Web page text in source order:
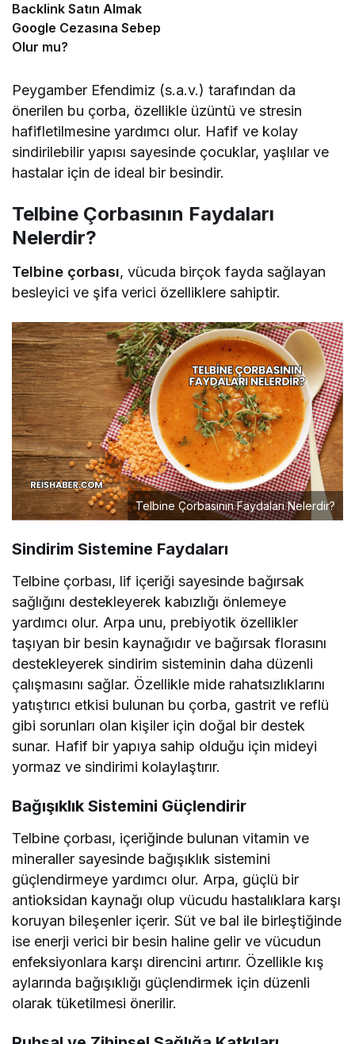
Backlink Satın Almak
Google Cezasına Sebep
Olur mu?
Peygamber Efendimiz (s.a.v.) tarafından da
önerilen bu çorba, özellikle üzüntü ve stresin
hafifletilmesine yardımcı olur. Hafif ve kolay
sindirilebilir yapısı sayesinde çocuklar, yaşlılar ve
hastalar için de ideal bir besindir.
Telbine Çorbasının Faydaları
Nelerdir?
Telbine çorbası, vücuda birçok fayda sağlayan
besleyici ve şifa verici özelliklere sahiptir.
Telbine Çorbasının Faydaları Nelerdir?
Sindirim Sistemine Faydaları
Telbine çorbası, lif içeriği sayesinde bağırsak
sağlığını destekleyerek kabızlığı önlemeye
yardımcı olur. Arpa unu, prebiyotik özellikler
taşıyan bir besin kaynağıdır ve bağırsak florasını
destekleyerek sindirim sisteminin daha düzenli
çalışmasını sağlar. Özellikle mide rahatsızlıklarını
yatıştırıcı etkisi bulunan bu çorba, gastrit ve reflü
gibi sorunları olan kişiler için doğal bir destek
sunar. Hafif bir yapıya sahip olduğu için mideyi
yormaz ve sindirimi kolaylaştırır.
Bağışıklık Sistemini Güçlendirir
Telbine çorbası, içeriğinde bulunan vitamin ve
mineraller sayesinde bağışıklık sistemini
güçlendirmeye yardımcı olur. Arpa, güçlü bir
antioksidan kaynağı olup vücudu hastalıklara karşı
koruyan bileşenler içerir. Süt ve bal ile birleştiğinde
ise enerji verici bir besin haline gelir ve vücudun
enfeksiyonlara karşı direncini artırır. Özellikle kış
aylarında bağışıklığı güçlendirmek için düzenli
olarak tüketilmesi önerilir.